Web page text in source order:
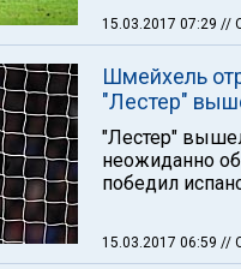
15.03.2017 07:29 //
Шмейхель
"Лестер"
"Лестер"
неожиданно
победил
15.03.2017 06:59 //